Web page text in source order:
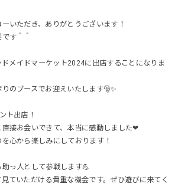
いただき、ありがとうございます！
す＾＾
メイドマーケット2024に出店することになりま
のブースでお迎えいたします🎅✨
ト出店！
接お会いできて、本当に感動しました❤
心から楽しみにしております！
っ人として参戦します💪
ていただける貴重な機会です。ぜひ遊びに来てく